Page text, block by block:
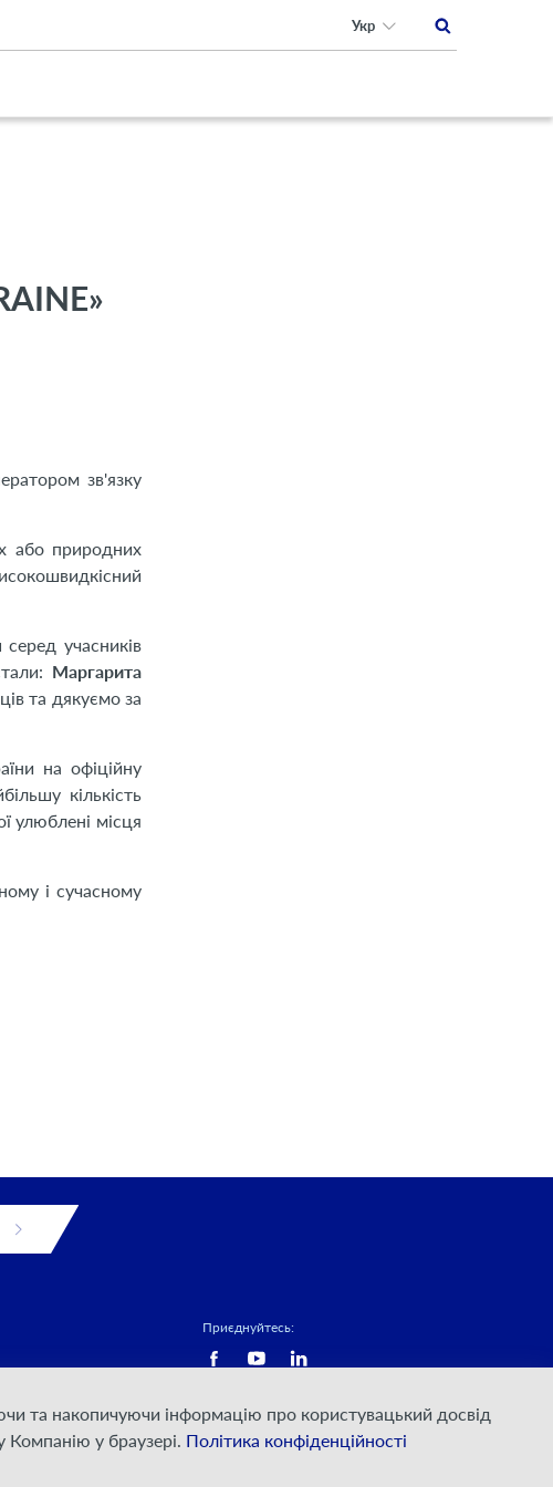
Укр
зв'язку
або природних
учасників
Маргарита
та дякуємо за
на офіційну
кількість
улюблені місця
і сучасному
Приєднуйтесь:
та накопичуючи інформацію про користувацький досвід
у браузері. Політика конфіденційності